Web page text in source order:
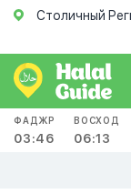
Столичный
ФАДЖР
03:46
ВОСХОД
06:13